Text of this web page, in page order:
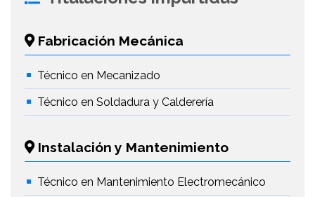
Fabricación Mecánica
Técnico en Mecanizado
Técnico en Soldadura y Calderería
Instalación y Mantenimiento
Técnico en Mantenimiento Electromecánico